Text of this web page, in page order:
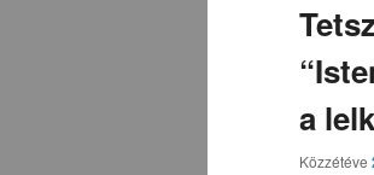
a
Közzétéve